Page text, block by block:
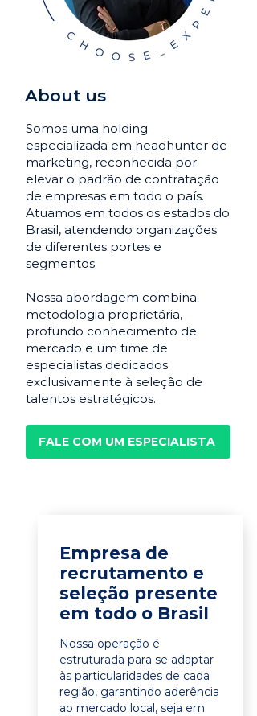
About us
Somos uma holding
especializada em headhunter de
marketing, reconhecida por
elevar o padrão de contratação
de empresas em todo o país.
Atuamos em todos os estados do
Brasil, atendendo organizações
de diferentes portes e
segmentos.
Nossa abordagem combina
metodologia proprietária,
profundo conhecimento de
mercado e um time de
especialistas dedicados
exclusivamente à seleção de
talentos estratégicos.
FALE COM UM ESPECIALISTA
Empresa de
recrutamento e
seleção presente
em todo o Brasil
Nossa operação é
estruturada para se adaptar
às particularidades de cada
região, garantindo aderência
ao mercado local, seja em